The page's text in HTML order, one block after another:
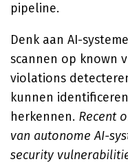
pipeline.
Denk aan AI-
scannen op known
violations
kunnen
herkennen. Recent
van autonome AI-
security